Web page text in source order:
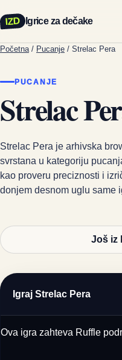
IZD Igrice za dečake
Početna / Pucanje / Strelac Pera
PUCANJE
Strelac
Strelac Pera je arhivska
svrstana u kategoriju
kao proveru preciznosti i
donjem desnom uglu same
Još iz
Igraj Strelac Pera
Ova igra zahteva Ruffle